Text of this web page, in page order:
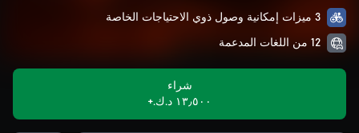
3 ميزات إمكانية وصول ذوي الاحتياجات الخاصة
12 من اللغات المدعمة
شراء
١٣٫٥٠٠ د.ك.‏+